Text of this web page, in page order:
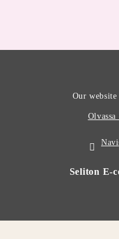
Our website
Seliton E-